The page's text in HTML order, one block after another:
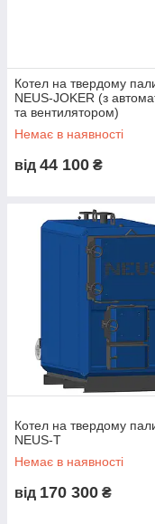
Котел на твердому
NEUS-JOKER (з
та вентилятором)
Немає в наявності
від 44 100 ₴
Котел на твердому
NEUS-T
Немає в наявності
від 170 300 ₴